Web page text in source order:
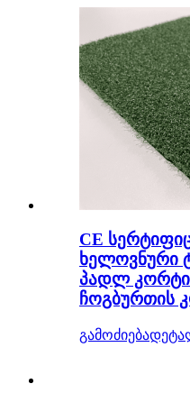
CE
ხელოვნური
პადლ
ჩოგბურთის
გამოძიება